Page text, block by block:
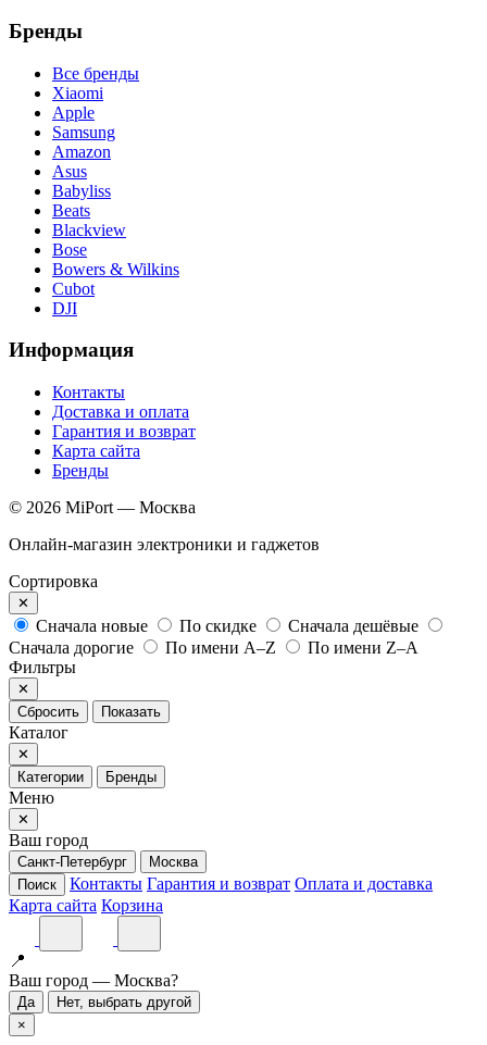
Бренды
Все бренды
Xiaomi
Apple
Samsung
Amazon
Asus
Babyliss
Beats
Blackview
Bose
Bowers & Wilkins
Cubot
DJI
Информация
Контакты
Доставка и оплата
Гарантия и возврат
Карта сайта
Бренды
© 2026 MiPort — Москва
Онлайн-магазин электроники и гаджетов
Сортировка
✕
Сначала новые По скидке
Сначала дешёвые
Сначала дорогие
По имени A–Z
По имени Z–A
Фильтры
✕
Сбросить
Показать
Каталог
✕
Категории
Бренды
Меню
✕
Ваш город
Санкт-Петербург
Москва
Поиск
Контакты Гарантия и возврат Оплата и доставка
Карта сайта Корзина
📍
Ваш город — Москва?
Да
Нет, выбрать другой
×